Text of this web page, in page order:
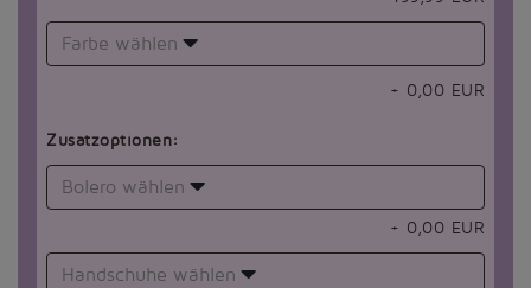
Farbe wählen
+ 0,00 EUR
Zusatzoptionen:
Bolero wählen
+ 0,00 EUR
Handschuhe wählen